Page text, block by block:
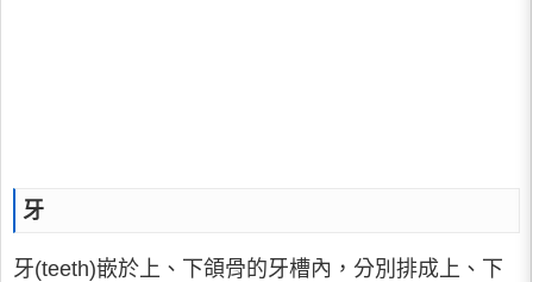
牙
牙(teeth)嵌於上、下頜骨的牙槽內，分別排成上、下